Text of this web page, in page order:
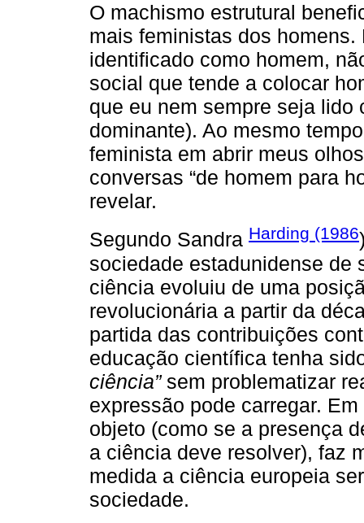
O machismo estrutural
mais feministas dos
identificado como homem,
social que tende a colocar
que eu nem sempre seja lido
dominante). Ao mesmo
feminista em abrir meus
conversas “de homem para
revelar.
Segundo Sandra Harding (1986
sociedade estadunidense de
ciência evoluiu de uma
revolucionária a partir da
partida das contribuições
educação científica tenha
ciência”sem problematizar
expressão pode carregar.
objeto (como se a presença
a ciência deve resolver), faz
medida a ciência europeia
sociedade.